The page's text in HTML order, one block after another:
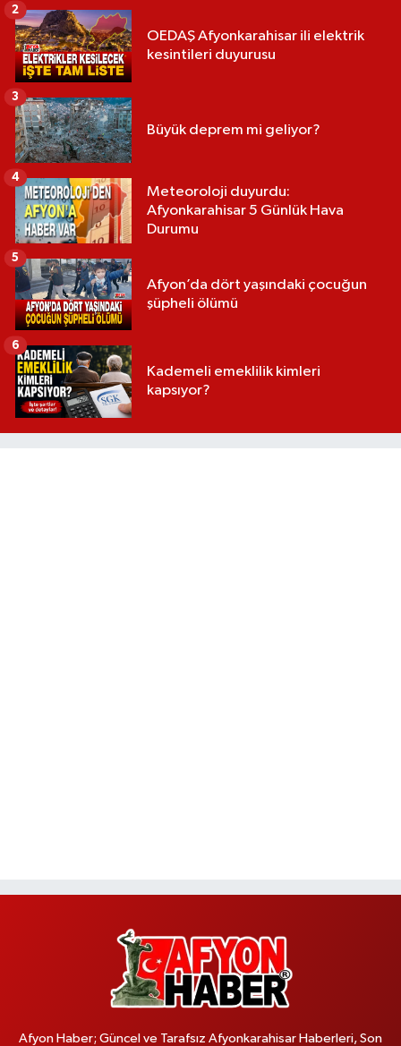
OEDAŞ Afyonkarahisar ili elektrik
kesintileri duyurusu
2
Büyük deprem mi geliyor?
3
Meteoroloji duyurdu:
Afyonkarahisar 5 Günlük Hava
Durumu
4
Afyon’da dört yaşındaki çocuğun
şüpheli ölümü
5
Kademeli emeklilik kimleri
kapsıyor?
6
Afyon Haber; Güncel ve Tarafsız Afyonkarahisar Haberleri, Son